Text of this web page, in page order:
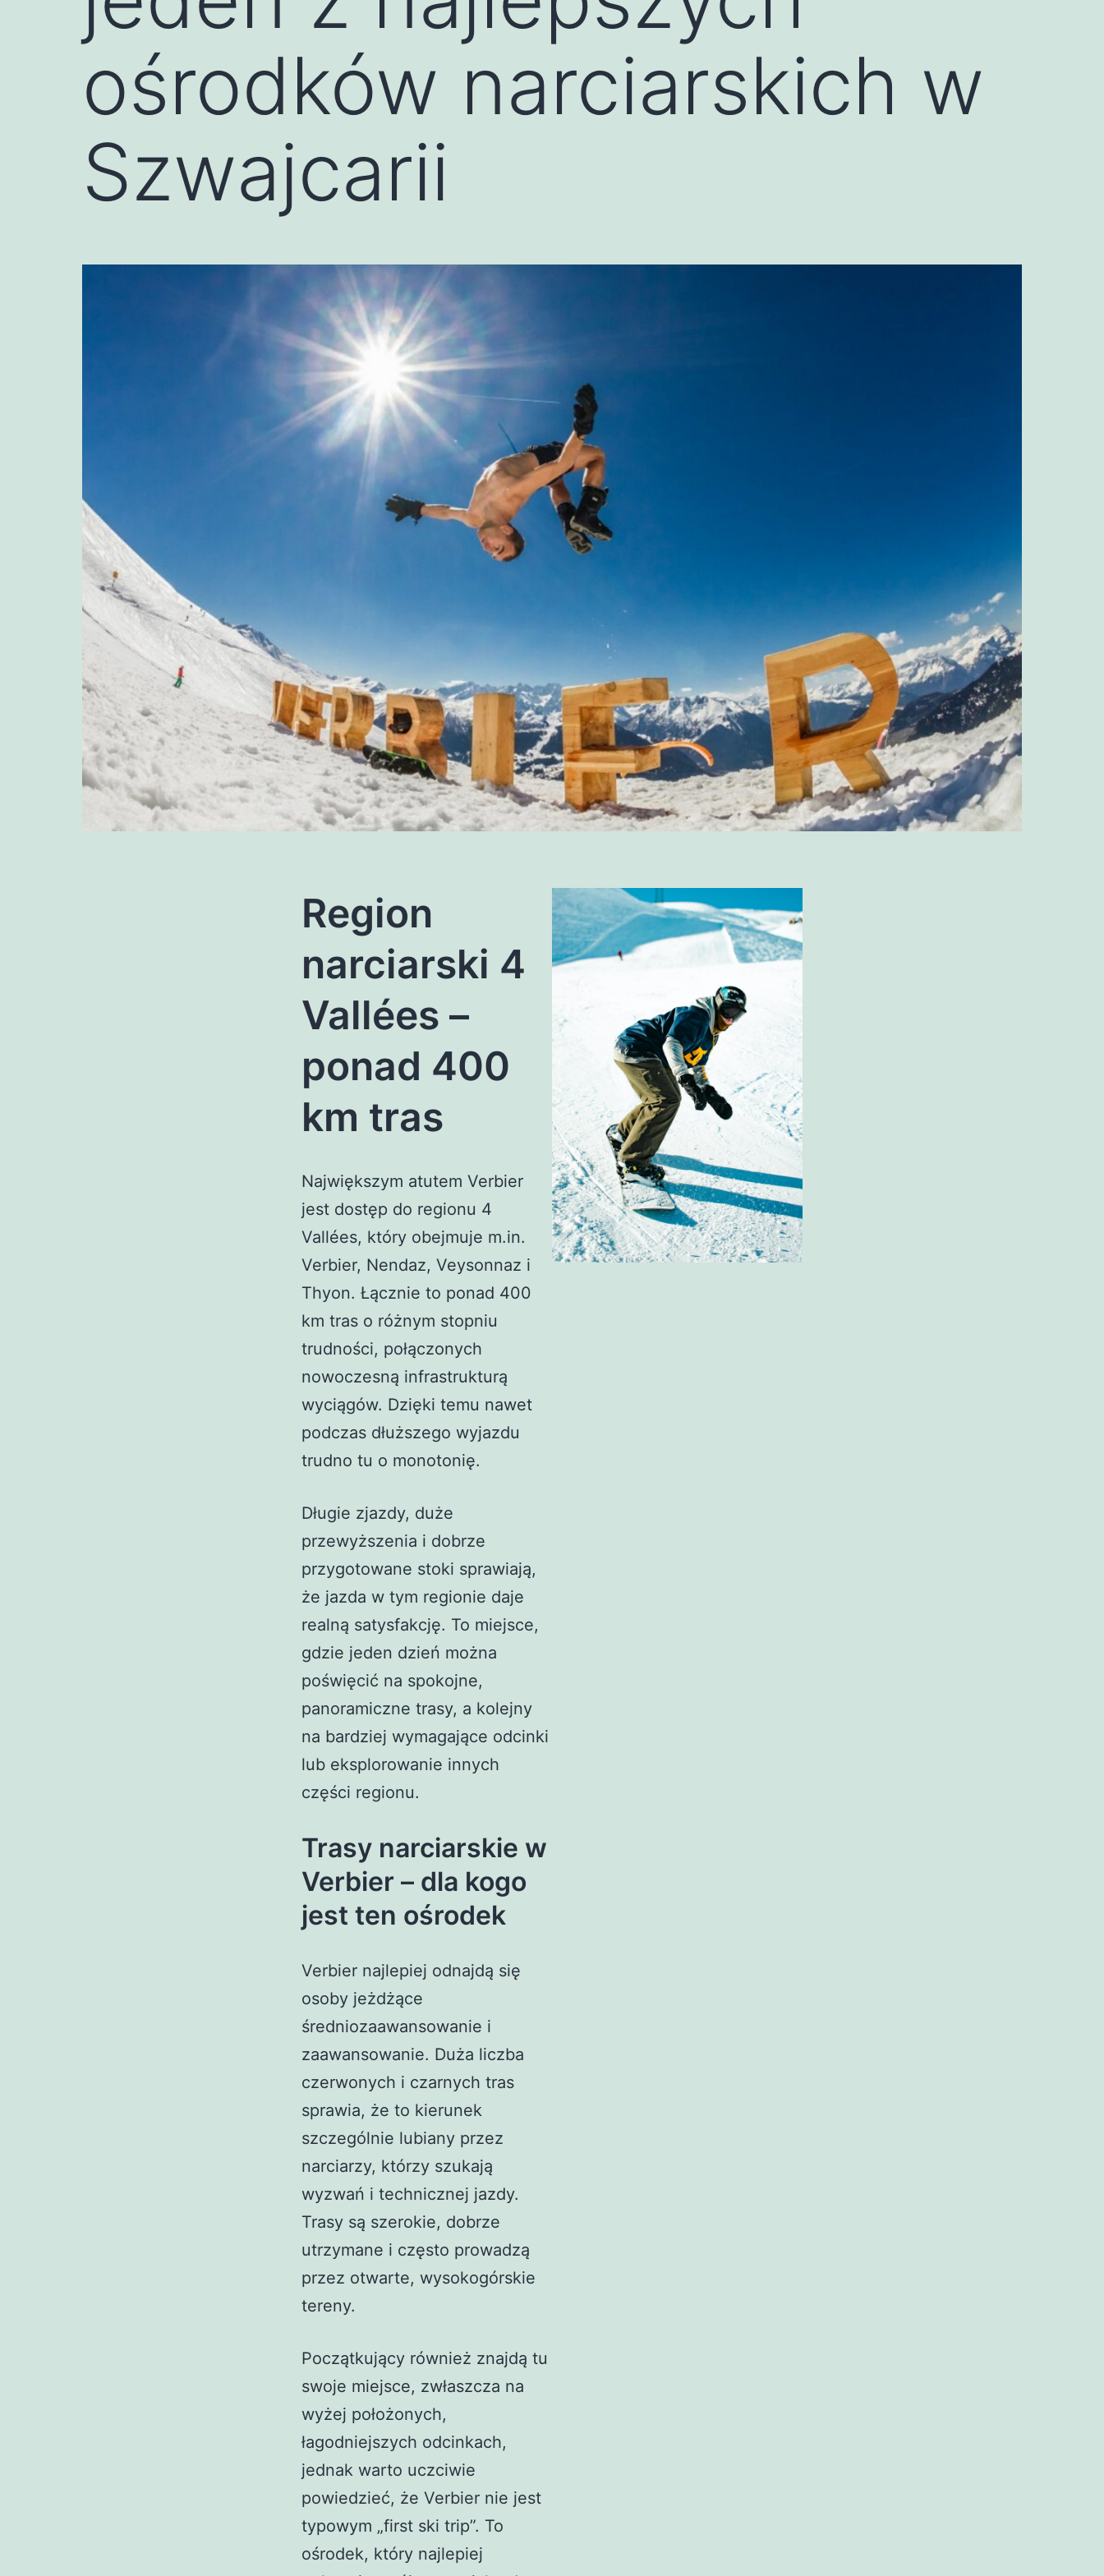
ośrodków narciarskich w
Szwajcarii
Region
narciarski 4
Vallées –
ponad 400
km tras
Największym atutem Verbier
jest dostęp do regionu 4
Vallées, który obejmuje m.in.
Verbier, Nendaz, Veysonnaz i
Thyon. Łącznie to ponad 400
km tras o różnym stopniu
trudności, połączonych
nowoczesną infrastrukturą
wyciągów. Dzięki temu nawet
podczas dłuższego wyjazdu
trudno tu o monotonię.
Długie zjazdy, duże
przewyższenia i dobrze
przygotowane stoki sprawiają,
że jazda w tym regionie daje
realną satysfakcję. To miejsce,
gdzie jeden dzień można
poświęcić na spokojne,
panoramiczne trasy, a kolejny
na bardziej wymagające odcinki
lub eksplorowanie innych
części regionu.
Trasy narciarskie w
Verbier – dla kogo
jest ten ośrodek
Verbier najlepiej odnajdą się
osoby jeżdżące
średniozaawansowanie i
zaawansowanie. Duża liczba
czerwonych i czarnych tras
sprawia, że to kierunek
szczególnie lubiany przez
narciarzy, którzy szukają
wyzwań i technicznej jazdy.
Trasy są szerokie, dobrze
utrzymane i często prowadzą
przez otwarte, wysokogórskie
tereny.
Początkujący również znajdą tu
swoje miejsce, zwłaszcza na
wyżej położonych,
łagodniejszych odcinkach,
jednak warto uczciwie
powiedzieć, że Verbier nie jest
typowym „first ski trip”. To
ośrodek, który najlepiej